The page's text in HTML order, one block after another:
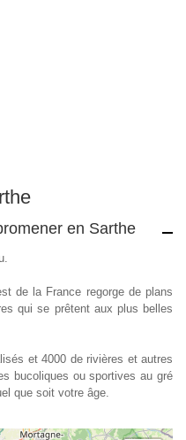
en Sarthe
de la France regorge de plans
qui se prêtent aux plus belles
et 4000 de rivières et autres
bucoliques ou sportives au gré
que soit votre âge.